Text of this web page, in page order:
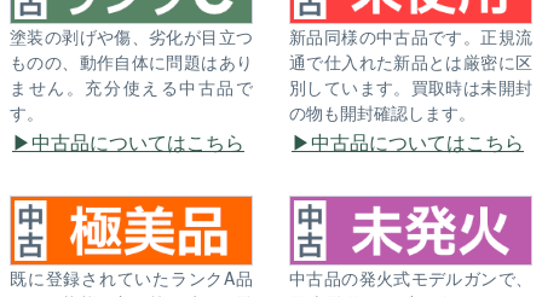
塗装の剥げや傷、劣化が目立つ
ものの、動作自体に問題はあり
ません。充分使える中古品で
す。
中古品についてはこちら
新品同様の中古品です。正規流
通で仕入れた新品とは厳密に区
別しています。買取時は未開封
の物も開封確認します。
中古品についてはこちら
既に登録されていたランクA品
中古品の発火式モデルガンで、